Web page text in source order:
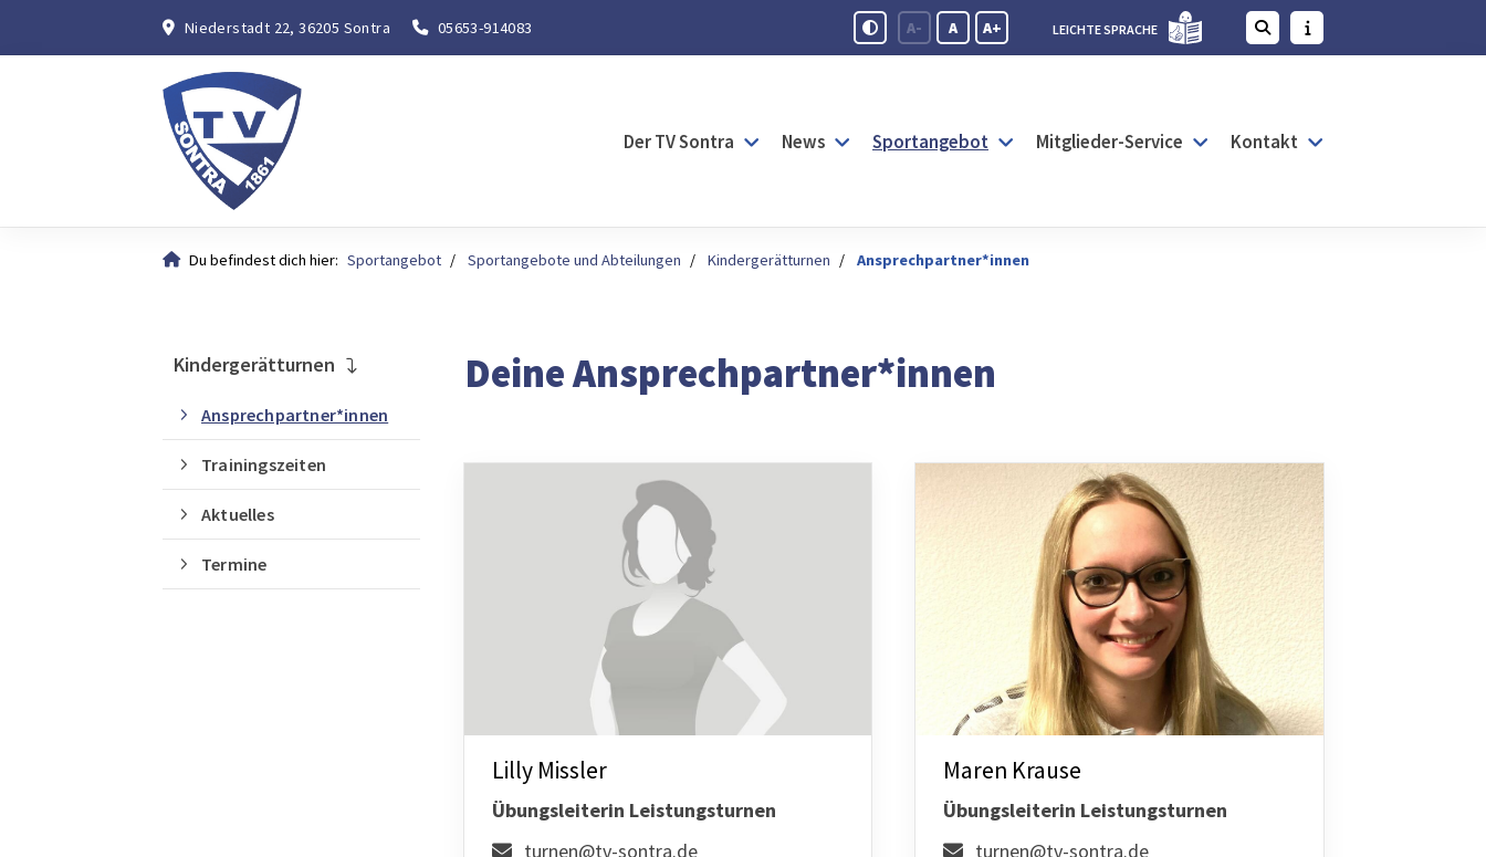
Niederstadt 22, 36205 Sontra 05653-914083 A- A A+ LEICHTE SPRACHE
Der TV Sontra News Sportangebot Mitglieder-Service Kontakt
Du befindest dich hier: Sportangebot Sportangebote und Abteilungen Kindergerätturnen Ansprechpartner*innen
Deine Ansprechpartner*innen
Lilly Missler
Übungsleiterin Leistungsturnen
turnen@tv-sontra.de
Maren Krause
Übungsleiterin Leistungsturnen
turnen@tv-sontra.de
Kindergerätturnen
Ansprechpartner*innen
Trainingszeiten
Aktuelles
Termine
Mitglieder-Service
Alles zur Mitgliedschaft
Downloads
Geschäftsstelle
TV Sontra 1861 e.V.
Niederstadt 24